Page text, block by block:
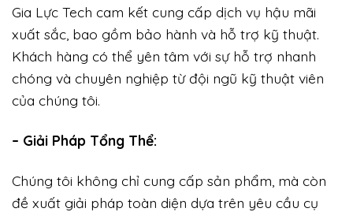
Gia Lực Tech cam kết cung cấp dịch vụ hậu mãi
xuất sắc, bao gồm bảo hành và hỗ trợ kỹ thuật.
Khách hàng có thể yên tâm với sự hỗ trợ nhanh
chóng và chuyên nghiệp từ đội ngũ kỹ thuật viên
của chúng tôi.
– Giải Pháp Tổng Thể:
Chúng tôi không chỉ cung cấp sản phẩm, mà còn
đề xuất giải pháp toàn diện dựa trên yêu cầu cụ